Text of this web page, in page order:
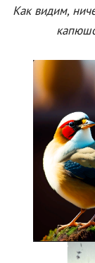
Как видим,